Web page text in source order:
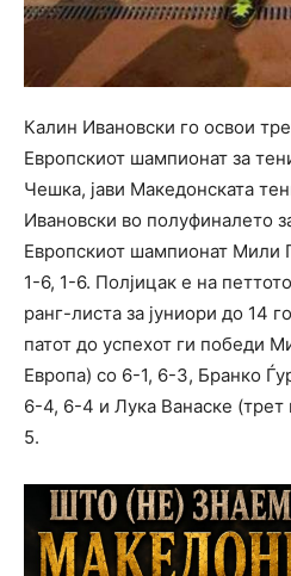
Калин Ивановски го освои
Европскиот шампионат за
Чешка, јави Македонската
Ивановски во полуфиналето
Европскиот шампионат Мили
1-6, 1-6. Полјицак е на
ранг-листа за јуниори до 14
патот до успехот ги победи
Европа) со 6-1, 6-3, Бранко
6-4, 6-4 и Лука Ванаске
5.